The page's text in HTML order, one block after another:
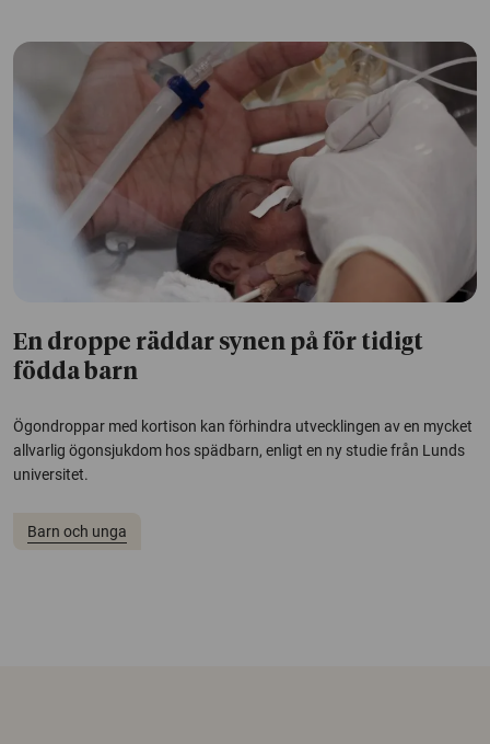
En droppe räddar synen på för tidigt
födda barn
Ögondroppar med kortison kan förhindra utvecklingen av en mycket
allvarlig ögonsjukdom hos spädbarn, enligt en ny studie från Lunds
universitet.
Barn och unga